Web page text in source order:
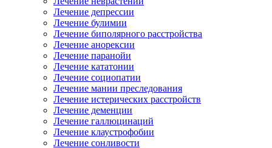
Лечение депрессии
Лечение булимии
Лечение биполярного расстройства
Лечение анорексии
Лечение паранойи
Лечение кататонии
Лечение социопатии
Лечение мании преследования
Лечение истерических расстройств
Лечение деменции
Лечение галлюцинаций
Лечение клаустрофобии
Лечение сонливости